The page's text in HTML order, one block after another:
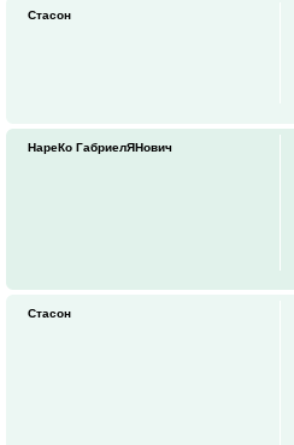
Стасон
НареКо ГабриелЯНович
Стасон